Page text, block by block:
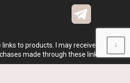
to products. I may receive a small
made through these links.
↓